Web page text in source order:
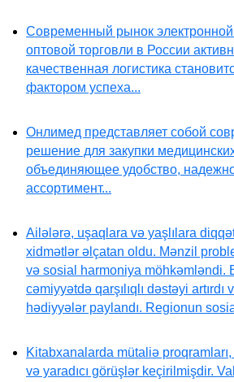
Современный рынок
оптовой торговли в России
качественная логистика
фактором успеха...
Онлимед представляет собой
решение для закупки
объединяющее удобство,
ассортимент...
Ailələrə, uşaqlara və yaşlılara
xidmətlər əlçatan oldu. Mənzil
və sosial harmoniya möhkəmləndi.
cəmiyyətdə qarşılıqlı dəstəyi artırdı
hədiyyələr paylandı. Regionun
Kitabxanalarda mütaliə
və yaradıcı görüşlər keçirilmişdir.